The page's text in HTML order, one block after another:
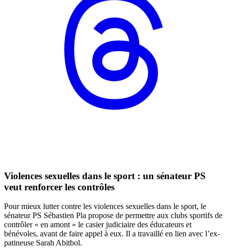
Violences sexuelles dans le sport : un sénateur PS
veut renforcer les contrôles
Pour mieux lutter contre les violences sexuelles dans le sport, le
sénateur PS Sébastien Pla propose de permettre aux clubs sportifs de
contrôler « en amont » le casier judiciaire des éducateurs et
bénévoles, avant de faire appel à eux. Il a travaillé en lien avec l’ex-
patineuse Sarah Abitbol.